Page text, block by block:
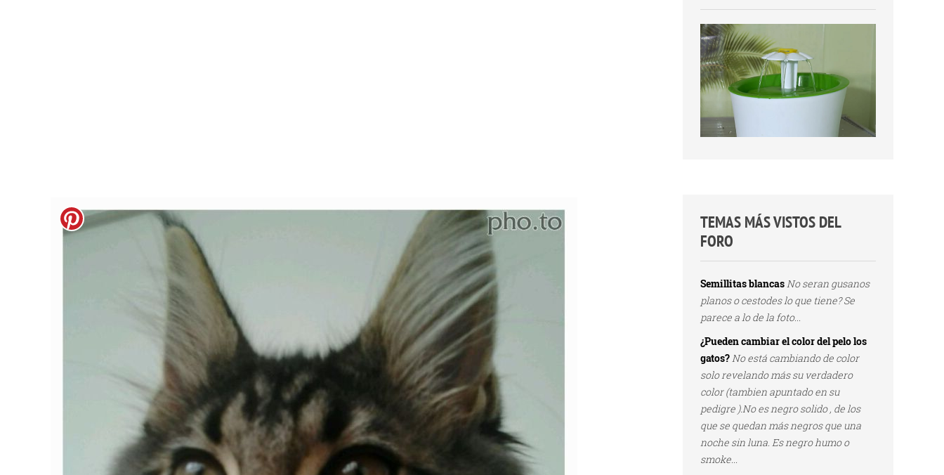
TEMAS MÁS VISTOS DEL
FORO
Semillitas blancasNo seran gusanos
planos o cestodes lo que tiene? Se
parece a lo de la foto...
¿Pueden cambiar el color del pelo los
gatos?No está cambiando de color
solo revelando más su verdadero
color (tambien apuntado en su
pedigre ).No es negro solido , de los
que se quedan más negros que una
noche sin luna. Es negro humo o
smoke...